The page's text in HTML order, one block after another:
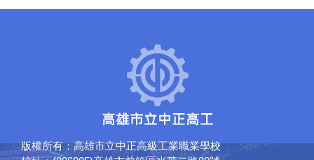
版權所有：高雄市立中正高級工業職業學校